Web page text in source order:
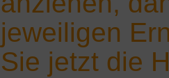
jeweiligen
Sie jetzt die